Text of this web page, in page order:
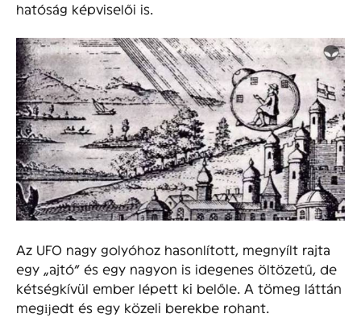
hatóság képviselői is.
Az UFO nagy golyóhoz hasonlított, megnyílt rajta
egy „ajtó” és egy nagyon is idegenes öltözetű, de
kétségkívül ember lépett ki belőle. A tömeg láttán
megĳedt és egy közeli berekbe rohant.